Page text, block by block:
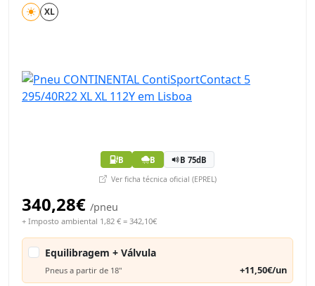
XL
B B B 75dB
Ver ficha técnica oficial (EPREL)
340,28€ /pneu
+ Imposto ambiental 1,82 € = 342,10€
Equilibragem + Válvula
Pneus a partir de 18" +11,50€/un